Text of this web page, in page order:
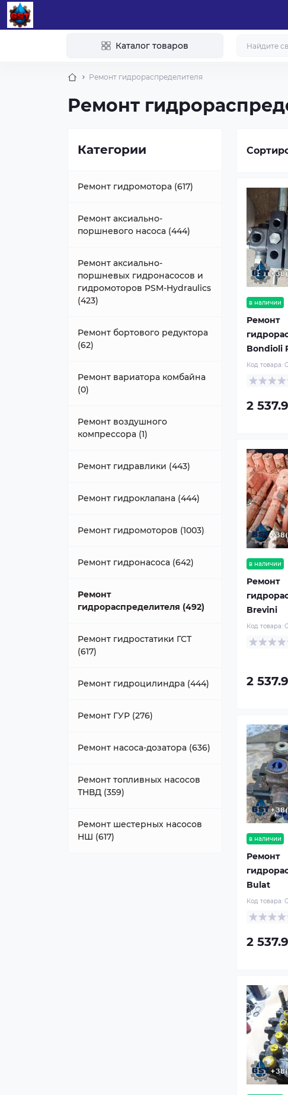
Каталог товаров
Ремонт гидрораспределителя
Ремонт
Категории
Ремонт гидромотора (617)
Ремонт аксиально-
поршневого насоса (444)
Ремонт аксиально-
поршневых гидронасосов и
гидромоторов PSM-Hydraulics
(423)
Ремонт бортового редуктора
(62)
Ремонт вариатора комбайна
(0)
Ремонт воздушного
компрессора (1)
Ремонт гидравлики (443)
Ремонт гидроклапана (444)
Ремонт гидромоторов (1003)
Ремонт гидронасоса (642)
Ремонт
гидрораспределителя (492)
Ремонт гидростатики ГСТ
(617)
Ремонт гидроцилиндра (444)
Ремонт ГУР (276)
Ремонт насоса-дозатора (636)
Ремонт топливных насосов
ТНВД (359)
Ремонт шестерных насосов
НШ (617)
в наличии
Ремонт
Bondioli
Код товара:
2
в наличии
Ремонт
Brevini
Код товара:
2
в наличии
Ремонт
Bulat
Код товара:
2